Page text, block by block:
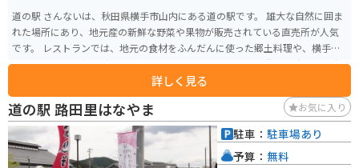
道の駅 さんないは、秋田県横手市山内にある道の駅です。 雄大な自然に囲ま
れた場所にあり、地元産の新鮮な野菜や果物が販売されている直売所が人気
です。 レストランでは、地元の食材をふんだんに使った郷土料理や、横手や
きそばなどのご当地グルメが楽しめます。 バイクで訪れる際は、駐車場も広
く、休憩場所としても最適です。 周辺には、温泉やキャンプ場など、観光ス
ポットも点在しており、ドライブやツーリングの拠点としても便利です。 特
に、秋の紅葉シーズンには、周辺の山々が美しく色づき、多くの観光客が訪
れます。 秋田県の名産品である、きりたんぽや稲庭うどんも味わえるので、
ぜひ立ち寄ってみてください。
詳しく見る
道の駅 路田里はなやま お気に入り
駐車： 駐車場あり
予算： 無料